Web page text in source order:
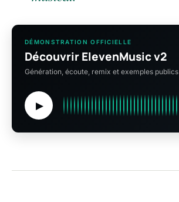
DÉMONSTRATION OFFICIELLE
Découvrir ElevenMusic v2
Génération, écoute, remix et exemples publics
▶